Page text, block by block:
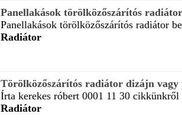
Panellakások törölközőszárítós
Panellakások törölközőszárítós radiátor
Radiátor
Törölközőszárítós radiátor dizájn
Írta kerekes róbert 0001 11 30 cikkünkről
Radiátor